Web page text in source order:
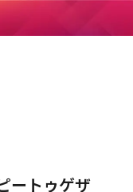
ートゥゲザ